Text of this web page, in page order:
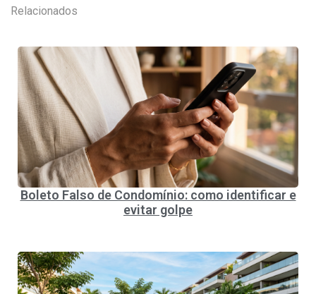
Relacionados
Boleto Falso de Condomínio: como identificar e
evitar golpe